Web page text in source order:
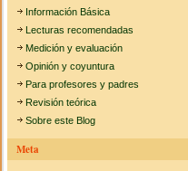
Información Básica
Lecturas recomendadas
Medición y evaluación
Opinión y coyuntura
Para profesores y padres
Revisión teórica
Sobre este Blog
Meta